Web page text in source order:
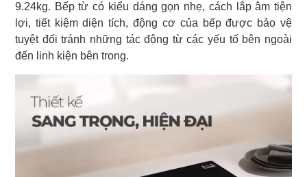
9.24kg. Bếp từ có kiểu dáng gọn nhẹ, cách lắp âm tiện
lợi, tiết kiệm diện tích, động cơ của bếp được bảo vệ
tuyệt đối tránh những tác động từ các yếu tố bên ngoài
đến linh kiện bên trong.